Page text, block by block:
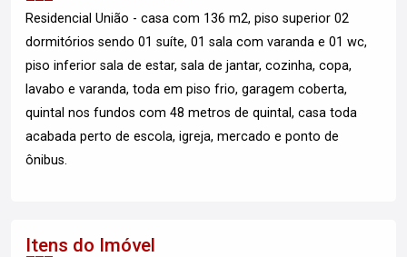
Residencial União - casa com 136 m2, piso superior 02
dormitórios sendo 01 suíte, 01 sala com varanda e 01 wc,
piso inferior sala de estar, sala de jantar, cozinha, copa,
lavabo e varanda, toda em piso frio, garagem coberta,
quintal nos fundos com 48 metros de quintal, casa toda
acabada perto de escola, igreja, mercado e ponto de
ônibus.
Itens do Imóvel